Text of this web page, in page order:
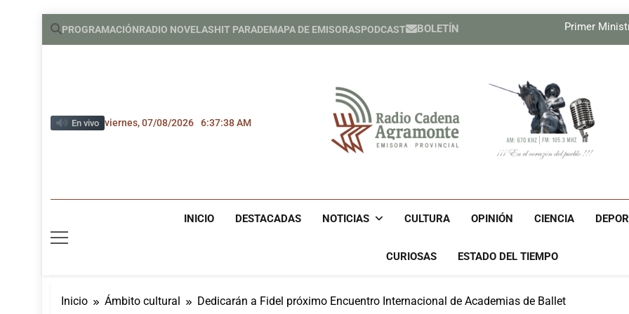
Saltar
PROGRAMACIÓNRADIO NOVELASHIT PARADEMAPA DE EMISORASPODCAST BOLETÍN
Primer
Nuevas medidas de Estados
Nuevas medidas de Estados
Relatores de la ONU exigen a
En vivo viernes, 07/08/2026 6:37:40 AM
Radio Cadena
INICIO DESTACADAS NOTICIAS CULTURA OPINIÓN CIENCIA
CURIOSAS ESTADO DEL TIEMPO
Inicio Ámbito cultural Dedicarán a Fidel próximo Encuentro Internacional de Academias de Ballet